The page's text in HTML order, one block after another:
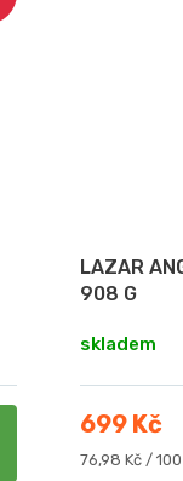
LAZAR
908 G
skladem
699 Kč
Měrná
76,98 Kč /